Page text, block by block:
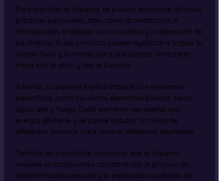
Para practicar la alquimia, se pueden incorporar diversas
prácticas espirituales, tales como la meditación, la
introspección, el trabajo con los sueños y la alineación de
los chakras. Estas prácticas pueden ayudarte a limpiar tu
cuerpo físico y tu mente, para que puedas conectarte
mejor con tu alma y con el Cosmos.
Además, la alquimia implica trabajar con elementos
específicos, como los cuatro elementos básicos: tierra,
agua, aire y fuego. Cada elemento representa una
energía diferente y se puede trabajar con ellos de
diferentes maneras para obtener diferentes resultados.
También es importante mencionar que la alquimia
requiere un compromiso constante con el proceso de
transformación personal y la exploración profunda de